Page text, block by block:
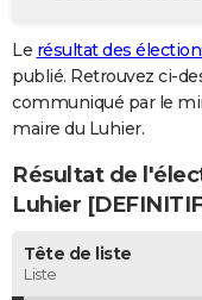
GUIDES D'ACHAT
BONS PLANS
CARTE DE VOEUX
Carte de Noël
Carte Bonne année
Carte Saint-Valentin
Carte Pâques
Carte d'anniversaire
DICTIONNAIRE
Dictionnaire
Biographies
Citations
Expressions
Proverbes
PROGRAMME TV
Le résultat des
publié. Retrouvez ci-
communiqué par le
maire du Luhier.
Résultat de
Luhier
Tête de liste
Liste